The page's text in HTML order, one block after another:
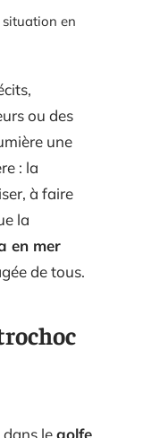
en
ou des
une
: la
à faire
la
en mer
de tous.
dans legolfe